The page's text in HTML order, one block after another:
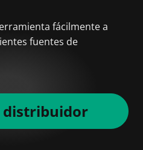
fácilmente a
fuentes de
distribuidor